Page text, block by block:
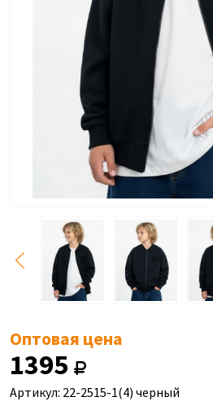
Оптовая цена
1395
Артикул: 22-2515-1(4) черный